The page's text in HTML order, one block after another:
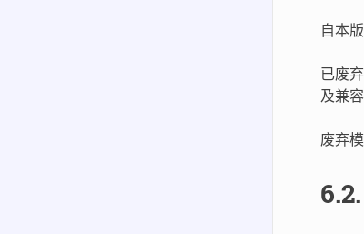
自本
已废
及兼
废弃
6.2.